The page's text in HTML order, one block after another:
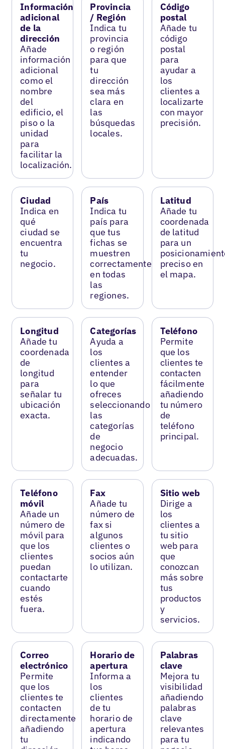
Información
adicional
de la
dirección
Añade
información
adicional
como el
nombre
del
edificio, el
piso o la
unidad
para
facilitar la
localización.
Provincia
/ Región
Indica tu
provincia
o región
para que
tu
dirección
sea más
clara en
las
búsquedas
locales.
Código
postal
Añade tu
código
postal
para
ayudar a
los
clientes a
localizarte
con mayor
precisión.
Ciudad
Indica en
qué
ciudad se
encuentra
tu
negocio.
País
Indica tu
país para
que tus
fichas se
muestren
correctamente
en todas
las
regiones.
Latitud
Añade tu
coordenada
de latitud
para un
preciso en
el mapa.
Longitud
Añade tu
coordenada
de
longitud
para
señalar tu
ubicación
exacta.
Categorías
Ayuda a
los
clientes a
entender
lo que
ofreces
seleccionando
las
categorías
de
negocio
adecuadas.
Teléfono
Permite
que los
clientes te
contacten
fácilmente
añadiendo
tu número
de
teléfono
principal.
Teléfono
móvil
Añade un
número de
móvil para
que los
clientes
puedan
contactarte
cuando
estés
fuera.
Fax
Añade tu
número de
fax si
algunos
clientes o
socios aún
lo utilizan.
Sitio web
Dirige a
los
clientes a
tu sitio
web para
que
conozcan
más sobre
tus
productos
y
servicios.
Correo
electrónico
Permite
que los
clientes te
contacten
directamente
añadiendo
tu
Horario de
apertura
Informa a
los
clientes
de tu
horario de
apertura
indicando
Palabras
clave
Mejora tu
visibilidad
añadiendo
palabras
clave
relevantes
para tu